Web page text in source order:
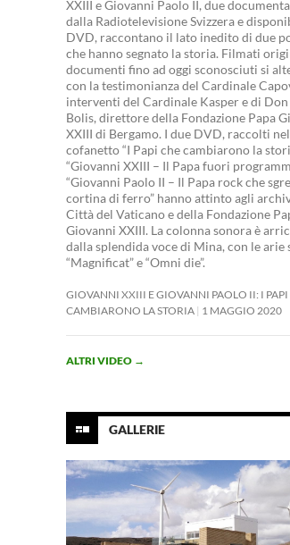
XXIII e Giovanni Paolo II, due
dalla Radiotelevisione Svizzera e
DVD, raccontano il lato inedito di due
che hanno segnato la storia. Filmati
documenti fino ad oggi sconosciuti si
con la testimonianza del Cardinale
interventi del Cardinale Kasper e di Don
Bolis, direttore della Fondazione Papa
XXIII di Bergamo. I due DVD, raccolti nel
cofanetto “I Papi che cambiarono la
“Giovanni XXIII – Il Papa fuori
“Giovanni Paolo II – Il Papa rock che
cortina di ferro” hanno attinto agli
Città del Vaticano e della Fondazione
Giovanni XXIII. La colonna sonora è
dalla splendida voce di Mina, con le arie
“Magnificat” e “Omni die”.
GIOVANNI XXIII E GIOVANNI PAOLO II: I PAPI
CAMBIARONO LA STORIA 1 MAGGIO 2020
ALTRI VIDEO →
GALLERIE